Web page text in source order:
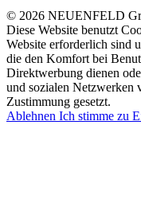
© 2026 NEUENFELD
Diese Website benutzt
Website erforderlich sind
die den Komfort bei
Direktwerbung dienen
und sozialen Netzwerken
Zustimmung gesetzt.
Ablehnen Ich stimme zu